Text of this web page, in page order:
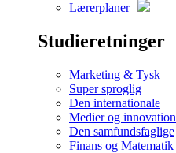
Lærerplaner
Studieretninger
Marketing & Tysk
Super sproglig
Den internationale
Medier og innovation
Den samfundsfaglige
Finans og Matematik